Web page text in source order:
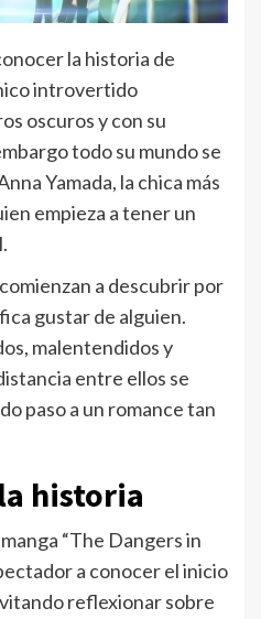
la historia de
introvertido
oscuros y con su
todo su mundo se
Yamada, la chica más
empieza a tener un
a descubrir por
gustar de alguien.
malentendidos y
entre ellos se
paso a un romance tan
historia
“The Dangers in
a conocer el inicio
reflexionar sobre